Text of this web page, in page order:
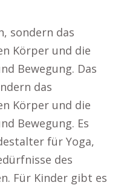
sondern das
Körper und die
Bewegung. Das
das
Körper und die
Bewegung. Es
für Yoga,
des
Für Kinder gibt es